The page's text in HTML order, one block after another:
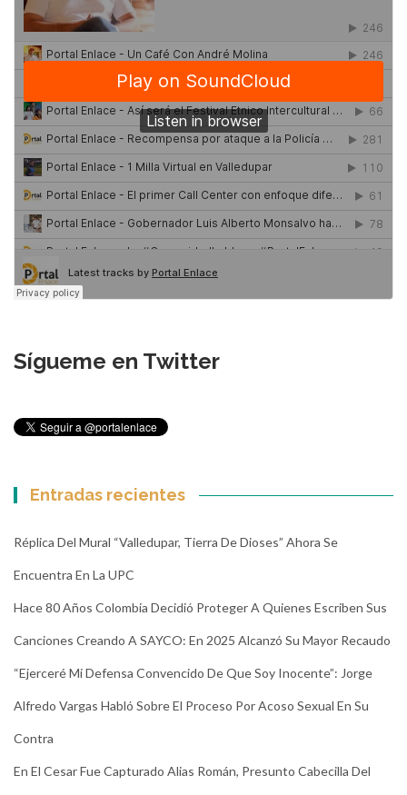
Sígueme en Twitter
Entradas recientes
Réplica Del Mural “Valledupar, Tierra De Dioses” Ahora Se
Encuentra En La UPC
Hace 80 Años Colombia Decidió Proteger A Quienes Escriben Sus
Canciones Creando A SAYCO: En 2025 Alcanzó Su Mayor Recaudo
“Ejerceré Mi Defensa Convencido De Que Soy Inocente”: Jorge
Alfredo Vargas Habló Sobre El Proceso Por Acoso Sexual En Su
Contra
En El Cesar Fue Capturado Alias Román, Presunto Cabecilla Del